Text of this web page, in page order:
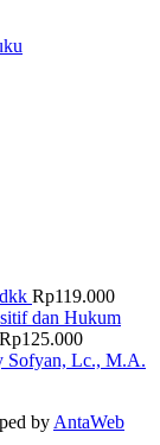
Rp119.000
dan Hukum
Rp125.000
Sofyan, Lc., M.A.
by AntaWeb